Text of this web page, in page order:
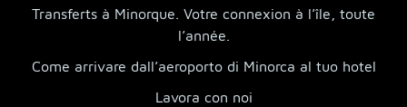
Transferts à Minorque. Votre connexion à l’île, toute
l’année.
Come arrivare dall’aeroporto di Minorca al tuo hotel
Lavora con noi